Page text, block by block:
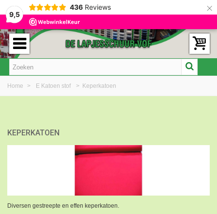
9,5
436 Reviews ×
Home > E Katoen stof > Keperkatoen
KEPERKATOEN
Diversen gestreepte en effen keperkatoen.